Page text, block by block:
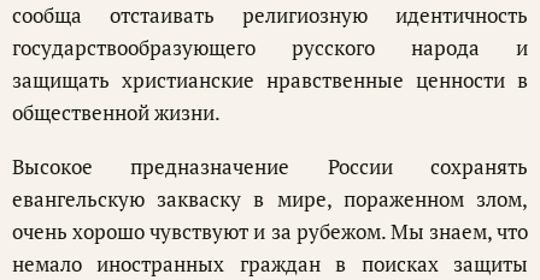
сообща отстаивать религиозную идентичность
государствообразующего русского народа и
защищать христианские нравственные ценности в
общественной жизни.
Высокое предназначение России сохранять
евангельскую закваску в мире, пораженном злом,
очень хорошо чувствуют и за рубежом. Мы знаем, что
немало иностранных граждан в поисках защиты